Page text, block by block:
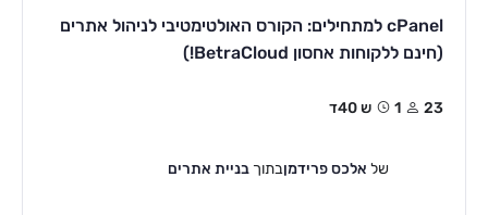
cPanel למתחילים: הקורס האולטימטיבי לניהול אתרים
(חינם ללקוחות אחסון BetraCloud!)
23 1ש 40ד
של אלכס פרידמןבתוך בניית אתרים